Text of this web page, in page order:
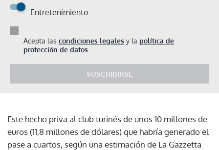
Entretenimiento
Acepta las condiciones legales y la política de
protección de datos.
SUSCRIBIRSE
Este hecho priva al club turinés de unos 10 millones de
euros (11,8 millones de dólares) que habría generado el
pase a cuartos, según una estimación de La Gazzetta